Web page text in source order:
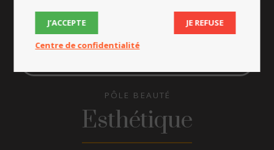
EN SAVOIR + SUR LE BP COIFFURE
PÔLE BEAUTÉ
Esthétique
J’ACCEPTE JE REFUSE
Centre de confidentialité